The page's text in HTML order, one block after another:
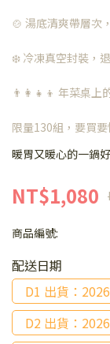
🍲 湯底清爽帶層次
❄️ 冷凍真空封裝，
👨‍👩‍👧‍👦 年菜桌上
限量130組，要買要
暖胃又暖心的一鍋
NT$1,080
商品編號:
配送日期
D1 出貨：
D2 出貨：